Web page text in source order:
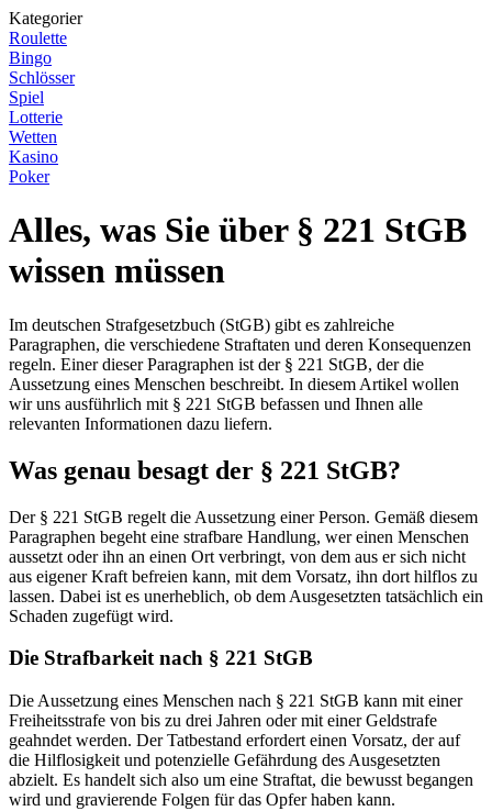
Kategorier
Roulette
Bingo
Schlösser
Spiel
Lotterie
Wetten
Kasino
Poker
Alles, was Sie über § 221 StGB
wissen müssen
Im deutschen Strafgesetzbuch (StGB) gibt es zahlreiche
Paragraphen, die verschiedene Straftaten und deren Konsequenzen
regeln. Einer dieser Paragraphen ist der § 221 StGB, der die
Aussetzung eines Menschen beschreibt. In diesem Artikel wollen
wir uns ausführlich mit § 221 StGB befassen und Ihnen alle
relevanten Informationen dazu liefern.
Was genau besagt der § 221 StGB?
Der § 221 StGB regelt die Aussetzung einer Person. Gemäß diesem
Paragraphen begeht eine strafbare Handlung, wer einen Menschen
aussetzt oder ihn an einen Ort verbringt, von dem aus er sich nicht
aus eigener Kraft befreien kann, mit dem Vorsatz, ihn dort hilflos zu
lassen. Dabei ist es unerheblich, ob dem Ausgesetzten tatsächlich ein
Schaden zugefügt wird.
Die Strafbarkeit nach § 221 StGB
Die Aussetzung eines Menschen nach § 221 StGB kann mit einer
Freiheitsstrafe von bis zu drei Jahren oder mit einer Geldstrafe
geahndet werden. Der Tatbestand erfordert einen Vorsatz, der auf
die Hilflosigkeit und potenzielle Gefährdung des Ausgesetzten
abzielt. Es handelt sich also um eine Straftat, die bewusst begangen
wird und gravierende Folgen für das Opfer haben kann.